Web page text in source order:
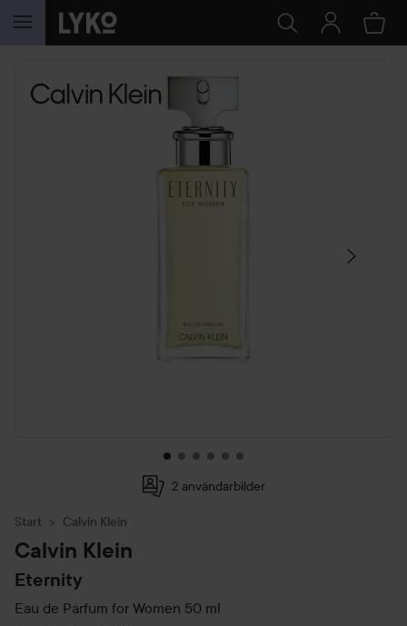
HOPPA TILL INNEHÅLLET
HOPPA ÖVER SEKTIONEN
2 användarbilder
Start Calvin Klein
Calvin Klein
Eternity
Eau de Parfum for Women 50 ml